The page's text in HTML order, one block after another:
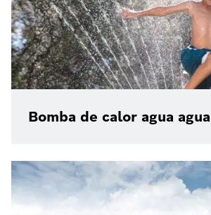
Bomba de calor agua agua